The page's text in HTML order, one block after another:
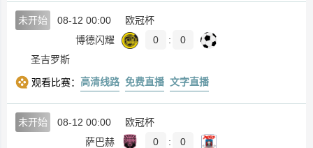
未开始 08-12 00:00
欧冠杯
博德闪耀
0 :
0
圣吉罗斯
观看比赛： 高清线路 免费直播 文字直播
未开始 08-12 00:00
欧冠杯
萨巴赫
0 :
0